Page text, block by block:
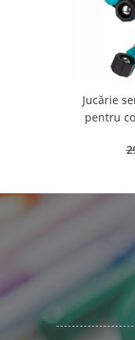
Jucărie
pentru